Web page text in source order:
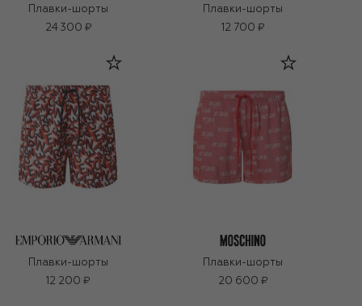
Плавки-шорты
24 300 ₽
Плавки-шорты
12 700 ₽
Плавки-шорты
12 200 ₽
Плавки-шорты
20 600 ₽